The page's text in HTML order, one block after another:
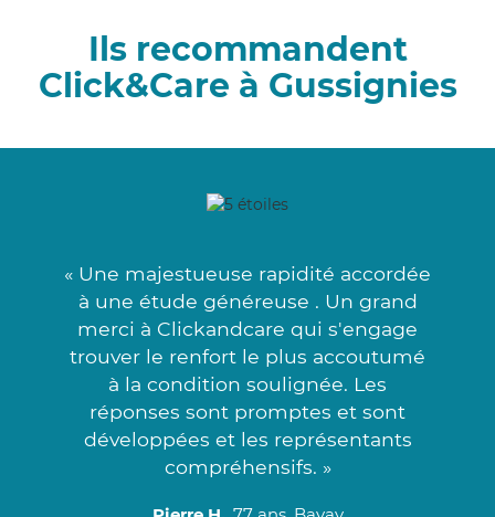
Ils recommandent
Click&Care à Gussignies
« Une majestueuse rapidité accordée
à une étude généreuse . Un grand
merci à Clickandcare qui s'engage
trouver le renfort le plus accoutumé
à la condition soulignée. Les
réponses sont promptes et sont
développées et les représentants
compréhensifs. »